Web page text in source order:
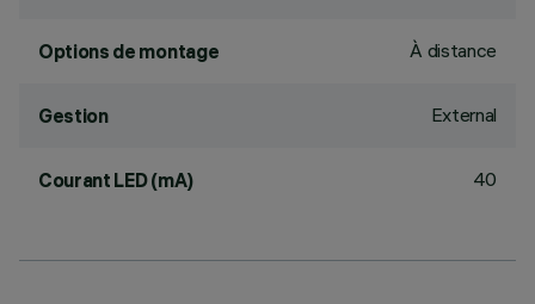
Options de montage À distance
Gestion External
Courant LED (mA) 40